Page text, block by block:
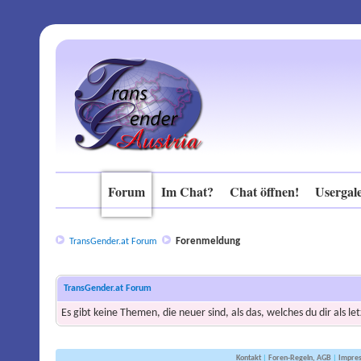
Forum Im Chat? Chat öffnen!
TransGender.at Forum Forenmeldung
TransGender.at Forum
Es gibt keine Themen, die neuer sind, als das, welches du dir als
Kontakt| Foren-Regeln, AGB|